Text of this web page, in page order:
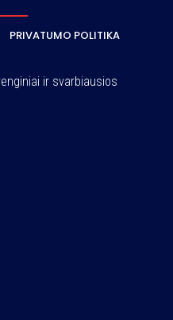
PRIVATUMO POLITIKA
ir svarbiausios